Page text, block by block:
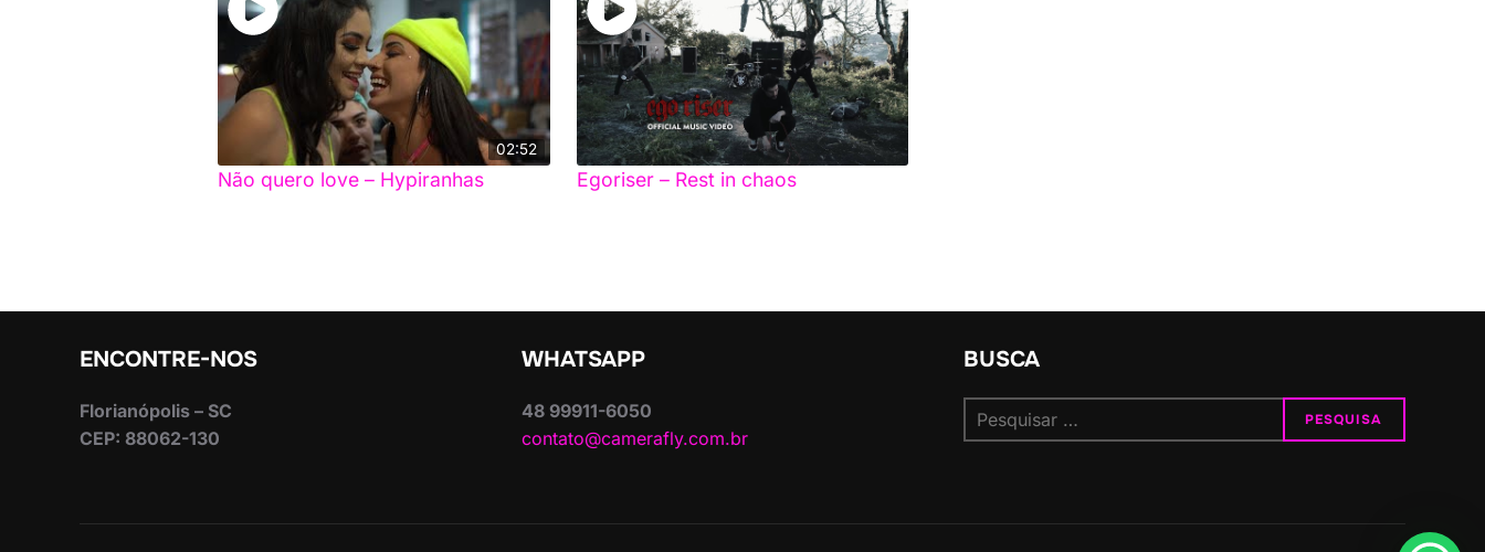
02:52
Não quero love – Hypiranhas Egoriser – Rest in chaos
ENCONTRE-NOS
Florianópolis – SC
CEP: 88062-130
WHATSAPP
48 99911-6050
contato@camerafly.com.br
BUSCA
Pesquisar
por:
PESQUISA